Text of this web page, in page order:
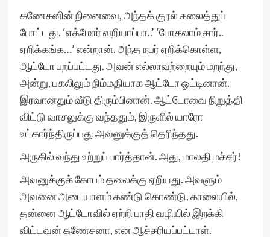
கணேசனின் நினைவை, அந்தக் குரல் கலைத்துப்
போட்டது. ‘எக்மோர் வறியாப்பா..’ ‘போகலாம் சார்..
ஏறிக்கங்க…’ என்றான். அந்த நபர் ஏறிக்கொள்ள,
ஆட்டோ பறப்பட்டது. அவன் எல்லாவற்றையும் மறந்து,
அன்று, பகலிலும் நிம்மதியாக ஆட்டோ ஓட்டினான்.
இரவானதும் வீடு திரும்பினான். ஆட்டோவை நிறுத்தி
விட்டு வாசலுக்கு வந்ததும், இருளில் யாரோ
உட்கார்ந்திருப்பது அவனுக்குத் தெரிந்தது.
அருகில் வந்து உற்றுப் பார்த்தான். அது, மாலதி மச்சர்!
அவனுக்குக் கோபம் தலைக்கு ஏறியது. அவளும்
அவனை அடையாளம் கண்டு கொண்டு, காலையில்,
தன்னை ஆட்டோவில் ஏற்றி பாதி வழியில் இறக்கி
விட்டவன் கணேசனா, என ஆச்சரியப்பட்டாள்.